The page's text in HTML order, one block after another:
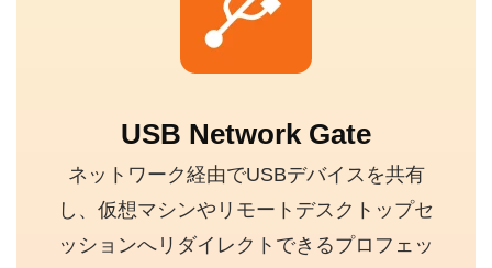
USB Network Gate
ネットワーク経由でUSBデバイスを共有
し、仮想マシンやリモートデスクトップセ
ッションへリダイレクトできるプロフェッ